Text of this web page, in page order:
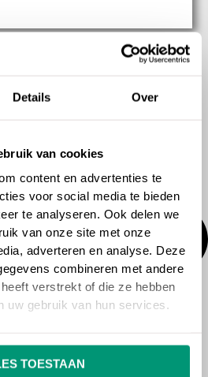
Details Over
van cookies
content en advertenties te
voor social media te bieden
te analyseren. Ook delen we
van onze site met onze
adverteren en analyse. Deze
combineren met andere
verstrekt of die ze hebben
uw gebruik van hun services.
TOESTAAN